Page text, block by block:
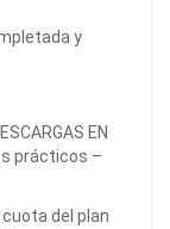
y
EN
prácticos –
del plan